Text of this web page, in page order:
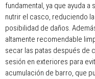
fundamental, ya que ayuda a
nutrir el casco, reduciendo la
posibilidad de daños.
altamente recomendable
secar las patas después de
sesión en exteriores para
acumulación de barro, que